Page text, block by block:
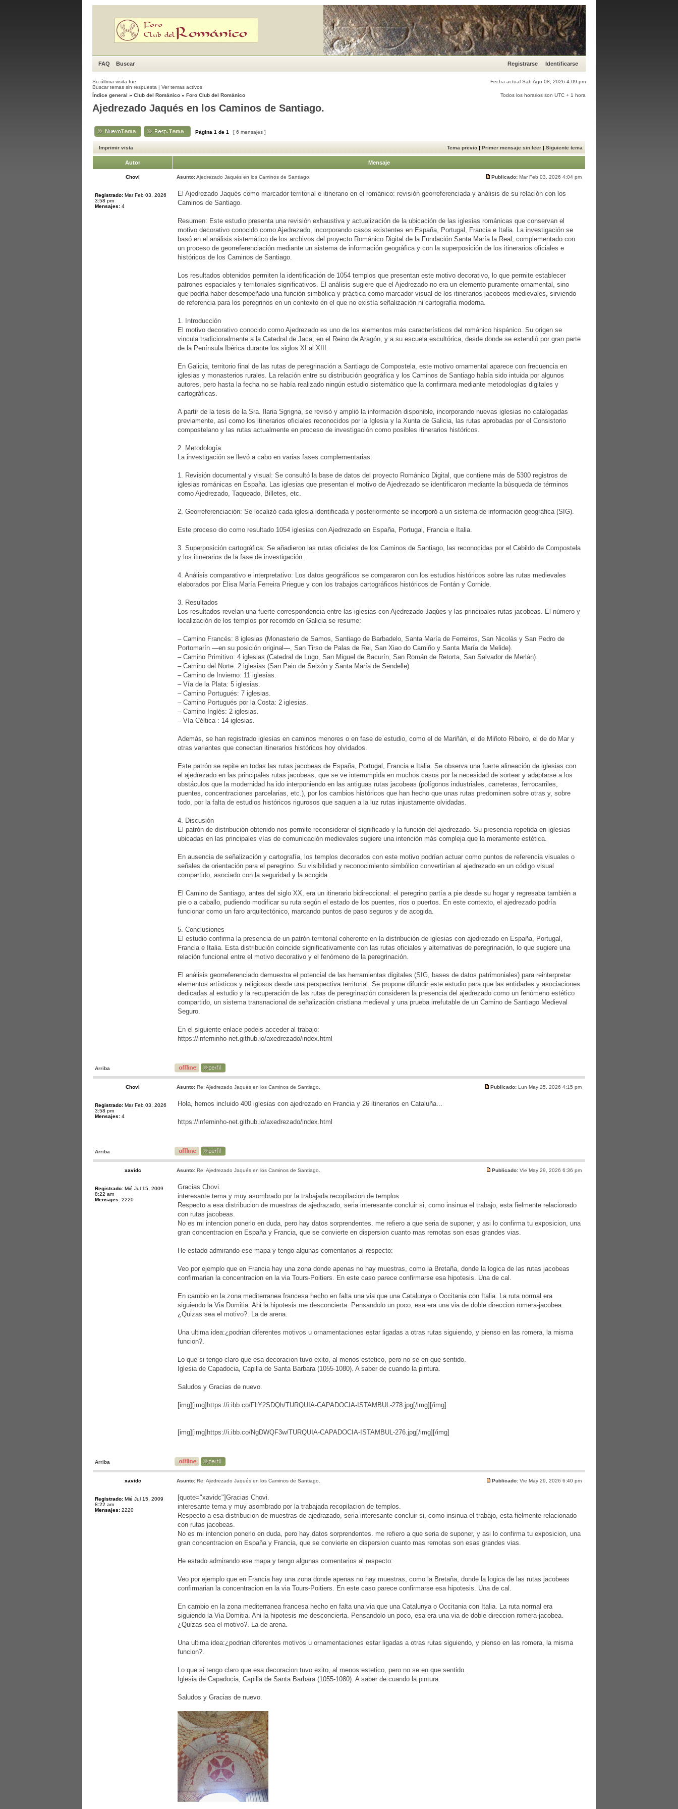
FAQ Buscar Registrarse Identificarse
Su última visita fue:
Fecha actual Sab Ago 08, 2026 4:09 pm
Buscar temas sin respuesta | Ver temas activos
Índice general » Club del Románico » Foro Club del Románico Todos los horarios son UTC + 1 hora
Ajedrezado Jaqués en los Caminos de Santiago.
Página 1 de 1 [ 6 mensajes ]
Imprimir vista Tema previo | Primer mensaje sin leer | Siguiente tema
Autor Mensaje
Chovi Asunto:Ajedrezado Jaqués en los Caminos de Santiago. Publicado: Mar Feb 03, 2026 4:04 pm
Registrado: Mar Feb 03, 2026
3:58 pm
Mensajes: 4
El Ajedrezado Jaqués como marcador territorial e itinerario en el románico: revisión georreferenciada y análisis de su relación con los
Caminos de Santiago.
Resumen: Este estudio presenta una revisión exhaustiva y actualización de la ubicación de las iglesias románicas que conservan el
motivo decorativo conocido como Ajedrezado, incorporando casos existentes en España, Portugal, Francia e Italia. La investigación se
basó en el análisis sistemático de los archivos del proyecto Románico Digital de la Fundación Santa María la Real, complementado con
un proceso de georreferenciación mediante un sistema de información geográfica y con la superposición de los itinerarios oficiales e
históricos de los Caminos de Santiago.
Los resultados obtenidos permiten la identificación de 1054 templos que presentan este motivo decorativo, lo que permite establecer
patrones espaciales y territoriales significativos. El análisis sugiere que el Ajedrezado no era un elemento puramente ornamental, sino
que podría haber desempeñado una función simbólica y práctica como marcador visual de los itinerarios jacobeos medievales, sirviendo
de referencia para los peregrinos en un contexto en el que no existía señalización ni cartografía moderna.
1. Introducción
El motivo decorativo conocido como Ajedrezado es uno de los elementos más característicos del románico hispánico. Su origen se
vincula tradicionalmente a la Catedral de Jaca, en el Reino de Aragón, y a su escuela escultórica, desde donde se extendió por gran parte
de la Península Ibérica durante los siglos XI al XIII.
En Galicia, territorio final de las rutas de peregrinación a Santiago de Compostela, este motivo ornamental aparece con frecuencia en
iglesias y monasterios rurales. La relación entre su distribución geográfica y los Caminos de Santiago había sido intuida por algunos
autores, pero hasta la fecha no se había realizado ningún estudio sistemático que la confirmara mediante metodologías digitales y
cartográficas.
A partir de la tesis de la Sra. Ilaria Sgrigna, se revisó y amplió la información disponible, incorporando nuevas iglesias no catalogadas
previamente, así como los itinerarios oficiales reconocidos por la Iglesia y la Xunta de Galicia, las rutas aprobadas por el Consistorio
compostelano y las rutas actualmente en proceso de investigación como posibles itinerarios históricos.
2. Metodología
La investigación se llevó a cabo en varias fases complementarias:
1. Revisión documental y visual: Se consultó la base de datos del proyecto Románico Digital, que contiene más de 5300 registros de
iglesias románicas en España. Las iglesias que presentan el motivo de Ajedrezado se identificaron mediante la búsqueda de términos
como Ajedrezado, Taqueado, Billetes, etc.
2. Georreferenciación: Se localizó cada iglesia identificada y posteriormente se incorporó a un sistema de información geográfica (SIG).
Este proceso dio como resultado 1054 iglesias con Ajedrezado en España, Portugal, Francia e Italia.
3. Superposición cartográfica: Se añadieron las rutas oficiales de los Caminos de Santiago, las reconocidas por el Cabildo de Compostela
y los itinerarios de la fase de investigación.
4. Análisis comparativo e interpretativo: Los datos geográficos se compararon con los estudios históricos sobre las rutas medievales
elaborados por Elisa María Ferreira Priegue y con los trabajos cartográficos históricos de Fontán y Cornide.
3. Resultados
Los resultados revelan una fuerte correspondencia entre las iglesias con Ajedrezado Jaqúes y las principales rutas jacobeas. El número y
localización de los templos por recorrido en Galicia se resume:
– Camino Francés: 8 iglesias (Monasterio de Samos, Santiago de Barbadelo, Santa María de Ferreiros, San Nicolás y San Pedro de
Portomarín —en su posición original—, San Tirso de Palas de Rei, San Xiao do Camiño y Santa María de Melide).
– Camino Primitivo: 4 iglesias (Catedral de Lugo, San Miguel de Bacurín, San Román de Retorta, San Salvador de Merlán).
– Camino del Norte: 2 iglesias (San Paio de Seixón y Santa María de Sendelle).
– Camino de Invierno: 11 iglesias.
– Vía de la Plata: 5 iglesias.
– Camino Portugués: 7 iglesias.
– Camino Portugués por la Costa: 2 iglesias.
– Camino Inglés: 2 iglesias.
– Vía Céltica : 14 iglesias.
Además, se han registrado iglesias en caminos menores o en fase de estudio, como el de Mariñán, el de Miñoto Ribeiro, el de do Mar y
otras variantes que conectan itinerarios históricos hoy olvidados.
Este patrón se repite en todas las rutas jacobeas de España, Portugal, Francia e Italia. Se observa una fuerte alineación de iglesias con
el ajedrezado en las principales rutas jacobeas, que se ve interrumpida en muchos casos por la necesidad de sortear y adaptarse a los
obstáculos que la modernidad ha ido interponiendo en las antiguas rutas jacobeas (polígonos industriales, carreteras, ferrocarriles,
puentes, concentraciones parcelarias, etc.), por los cambios históricos que han hecho que unas rutas predominen sobre otras y, sobre
todo, por la falta de estudios históricos rigurosos que saquen a la luz rutas injustamente olvidadas.
4. Discusión
El patrón de distribución obtenido nos permite reconsiderar el significado y la función del ajedrezado. Su presencia repetida en iglesias
ubicadas en las principales vías de comunicación medievales sugiere una intención más compleja que la meramente estética.
En ausencia de señalización y cartografía, los templos decorados con este motivo podrían actuar como puntos de referencia visuales o
señales de orientación para el peregrino. Su visibilidad y reconocimiento simbólico convertirían al ajedrezado en un código visual
compartido, asociado con la seguridad y la acogida .
El Camino de Santiago, antes del siglo XX, era un itinerario bidireccional: el peregrino partía a pie desde su hogar y regresaba también a
pie o a caballo, pudiendo modificar su ruta según el estado de los puentes, ríos o puertos. En este contexto, el ajedrezado podría
funcionar como un faro arquitectónico, marcando puntos de paso seguros y de acogida.
5. Conclusiones
El estudio confirma la presencia de un patrón territorial coherente en la distribución de iglesias con ajedrezado en España, Portugal,
Francia e Italia. Esta distribución coincide significativamente con las rutas oficiales y alternativas de peregrinación, lo que sugiere una
relación funcional entre el motivo decorativo y el fenómeno de la peregrinación.
El análisis georreferenciado demuestra el potencial de las herramientas digitales (SIG, bases de datos patrimoniales) para reinterpretar
elementos artísticos y religiosos desde una perspectiva territorial. Se propone difundir este estudio para que las entidades y asociaciones
dedicadas al estudio y la recuperación de las rutas de peregrinación consideren la presencia del ajedrezado como un fenómeno estético
compartido, un sistema transnacional de señalización cristiana medieval y una prueba irrefutable de un Camino de Santiago Medieval
Seguro.
En el siguiente enlace podeis acceder al trabajo:
https://inferninho-net.github.io/axedrezado/index.html
Arriba
Chovi Asunto: Re: Ajedrezado Jaqués en los Caminos de Santiago. Publicado: Lun May 25, 2026 4:15 pm
Registrado: Mar Feb 03, 2026
3:58 pm
Mensajes: 4
Hola, hemos incluido 400 iglesias con ajedrezado en Francia y 26 itinerarios en Cataluña...
https://inferninho-net.github.io/axedrezado/index.html
Arriba
xavidc Asunto: Re: Ajedrezado Jaqués en los Caminos de Santiago. Publicado: Vie May 29, 2026 6:36 pm
Registrado: Mié Jul 15, 2009
8:22 am
Mensajes: 2220
Gracias Chovi.
interesante tema y muy asombrado por la trabajada recopilacion de templos.
Respecto a esa distribucion de muestras de ajedrazado, seria interesante concluir si, como insinua el trabajo, esta fielmente relacionado
con rutas jacobeas.
No es mi intencion ponerlo en duda, pero hay datos sorprendentes. me refiero a que seria de suponer, y asi lo confirma tu exposicion, una
gran concentracion en España y Francia, que se convierte en dispersion cuanto mas remotas son esas grandes vias.
He estado admirando ese mapa y tengo algunas comentarios al respecto:
Veo por ejemplo que en Francia hay una zona donde apenas no hay muestras, como la Bretaña, donde la logica de las rutas jacobeas
confirmarian la concentracion en la via Tours-Poitiers. En este caso parece confirmarse esa hipotesis. Una de cal.
En cambio en la zona mediterranea francesa hecho en falta una via que una Catalunya o Occitania con Italia. La ruta normal era
siguiendo la Via Domitia. Ahi la hipotesis me desconcierta. Pensandolo un poco, esa era una via de doble direccion romera-jacobea.
¿Quizas sea el motivo?. La de arena.
Una ultima idea:¿podrian diferentes motivos u ornamentaciones estar ligadas a otras rutas siguiendo, y pienso en las romera, la misma
funcion?.
Lo que si tengo claro que esa decoracion tuvo exito, al menos estetico, pero no se en que sentido.
Iglesia de Capadocia, Capilla de Santa Barbara (1055-1080). A saber de cuando la pintura.
Saludos y Gracias de nuevo.
[img] [img]https://i.ibb.co/FLY2SDQh/TURQUIA-CAPADOCIA-ISTAMBUL-278.jpg[/img] [/img]
[img] [img]https://i.ibb.co/NgDWQF3w/TURQUIA-CAPADOCIA-ISTAMBUL-276.jpg[/img] [/img]
Arriba
xavidc Asunto: Re: Ajedrezado Jaqués en los Caminos de Santiago. Publicado: Vie May 29, 2026 6:40 pm
Registrado: Mié Jul 15, 2009
8:22 am
Mensajes: 2220
[quote="xavidc"]Gracias Chovi.
interesante tema y muy asombrado por la trabajada recopilacion de templos.
Respecto a esa distribucion de muestras de ajedrazado, seria interesante concluir si, como insinua el trabajo, esta fielmente relacionado
con rutas jacobeas.
No es mi intencion ponerlo en duda, pero hay datos sorprendentes. me refiero a que seria de suponer, y asi lo confirma tu exposicion, una
gran concentracion en España y Francia, que se convierte en dispersion cuanto mas remotas son esas grandes vias.
He estado admirando ese mapa y tengo algunas comentarios al respecto:
Veo por ejemplo que en Francia hay una zona donde apenas no hay muestras, como la Bretaña, donde la logica de las rutas jacobeas
confirmarian la concentracion en la via Tours-Poitiers. En este caso parece confirmarse esa hipotesis. Una de cal.
En cambio en la zona mediterranea francesa hecho en falta una via que una Catalunya o Occitania con Italia. La ruta normal era
siguiendo la Via Domitia. Ahi la hipotesis me desconcierta. Pensandolo un poco, esa era una via de doble direccion romera-jacobea.
¿Quizas sea el motivo?. La de arena.
Una ultima idea:¿podrian diferentes motivos u ornamentaciones estar ligadas a otras rutas siguiendo, y pienso en las romera, la misma
funcion?.
Lo que si tengo claro que esa decoracion tuvo exito, al menos estetico, pero no se en que sentido.
Iglesia de Capadocia, Capilla de Santa Barbara (1055-1080). A saber de cuando la pintura.
Saludos y Gracias de nuevo.